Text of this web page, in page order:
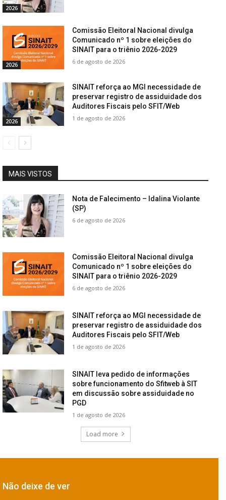
2026
2026
Comissão Eleitoral Nacional divulga
Comunicado nº 1 sobre eleições do
SINAIT para o triênio 2026-2029
6 de agosto de 2026
2026
SINAIT reforça ao MGI necessidade de
preservar registro de assiduidade dos
Auditores Fiscais pelo SFIT/Web
1 de agosto de 2026
MAIS VISTOS
Nota de Falecimento – Idalina Violante
(SP)
6 de agosto de 2026
Comissão Eleitoral Nacional divulga
Comunicado nº 1 sobre eleições do
SINAIT para o triênio 2026-2029
6 de agosto de 2026
SINAIT reforça ao MGI necessidade de
preservar registro de assiduidade dos
Auditores Fiscais pelo SFIT/Web
1 de agosto de 2026
SINAIT leva pedido de informações
sobre funcionamento do Sfitweb à SIT
em discussão sobre assiduidade no
PGD
1 de agosto de 2026
Load more
Não deixe de ver